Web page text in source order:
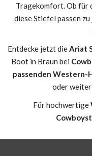
Tragekomfort. Ob für
diese Stiefel passen
Entdecke jetzt dieAriat
Boot in Braun bei
passenden Western-
oder
Für hochwertige